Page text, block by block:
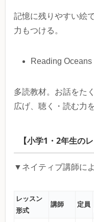
記憶に残りやすい絵
力もつける。
Reading Oceans
多読教材。お話をた
広げ、聴く・読む力
【小学1・2年生の
▼ネイティブ講師に
レッスン
形式
講師 定員